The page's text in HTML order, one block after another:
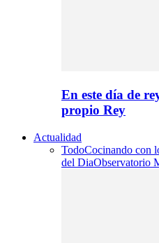
En este día de
propio Rey
Actualidad
TodoCocinando con
del DiaObservatorio